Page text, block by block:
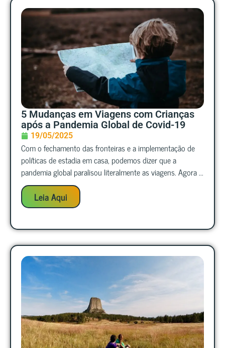
5 Mudanças em Viagens com Crianças
após a Pandemia Global de Covid-19
19/05/2025
Com o fechamento das fronteiras e a implementação de
políticas de estadia em casa, podemos dizer que a
pandemia global paralisou literalmente as viagens. Agora ...
Leia Aqui